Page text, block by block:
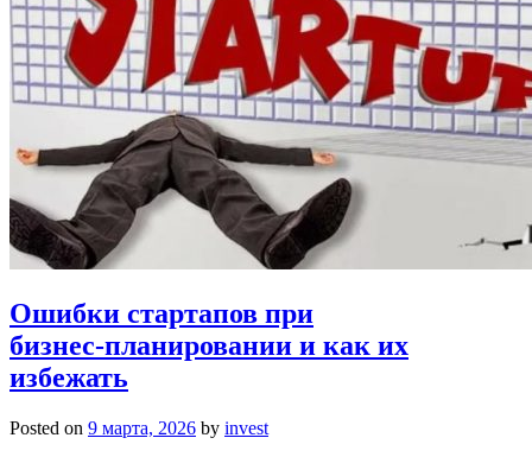
Ошибки стартапов при
бизнес‑планировании и как их
избежать
Posted on 9 марта, 2026 by invest